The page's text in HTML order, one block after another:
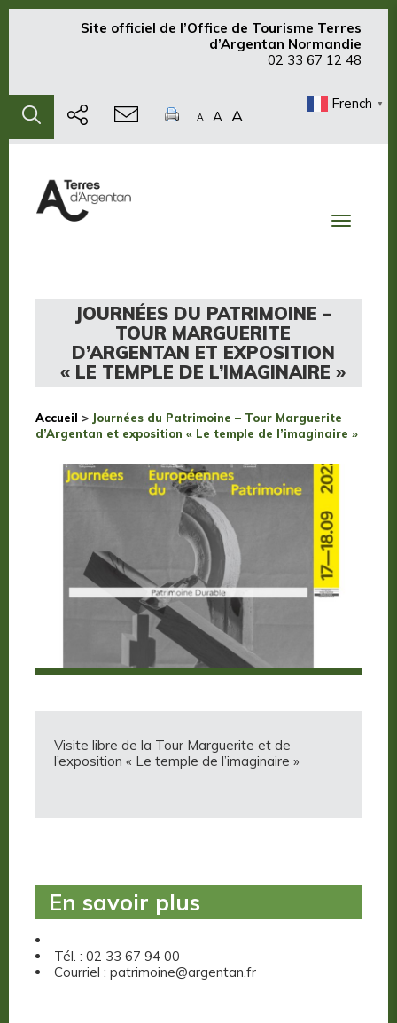
Site officiel de l’Office de Tourisme Terres
d’Argentan Normandie
02 33 67 12 48
A A A
French ▼
Toggle
JOURNÉES DU PATRIMOINE –
TOUR MARGUERITE
D’ARGENTAN ET EXPOSITION
« LE TEMPLE DE L’IMAGINAIRE »
Accueil > Journées du Patrimoine – Tour Marguerite
d’Argentan et exposition « Le temple de l’imaginaire »
Visite libre de la Tour Marguerite et de
l’exposition « Le temple de l’imaginaire »
En savoir plus
Tél. : 02 33 67 94 00
Courriel : patrimoine@argentan.fr